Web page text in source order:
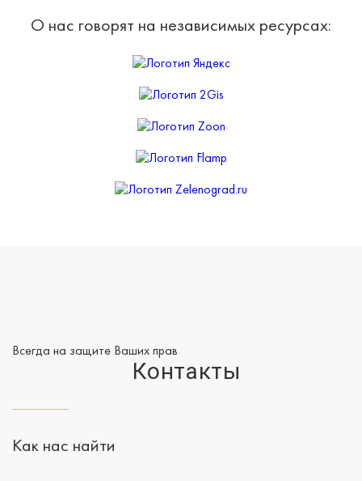
О нас говорят на независимых ресурсах:
Всегда на защите Ваших прав
Контакты
Как нас найти